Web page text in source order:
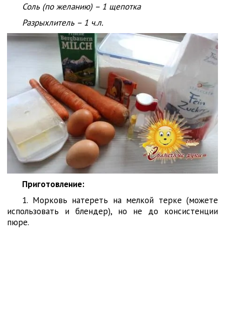
Соль (по желанию) – 1 щепотка
Разрыхлитель – 1 ч.л.
Приготовление:
1. Морковь натереть на мелкой терке (можете
использовать и блендер), но не до консистенции
пюре.